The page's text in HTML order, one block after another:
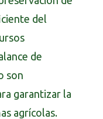
del
de
son
garantizar la
agrícolas.